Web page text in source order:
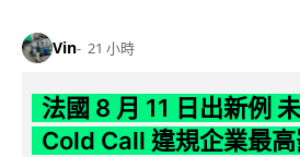
Vin 21 小時
法國 8 月 11 日出新例
Cold Call 違規企業最